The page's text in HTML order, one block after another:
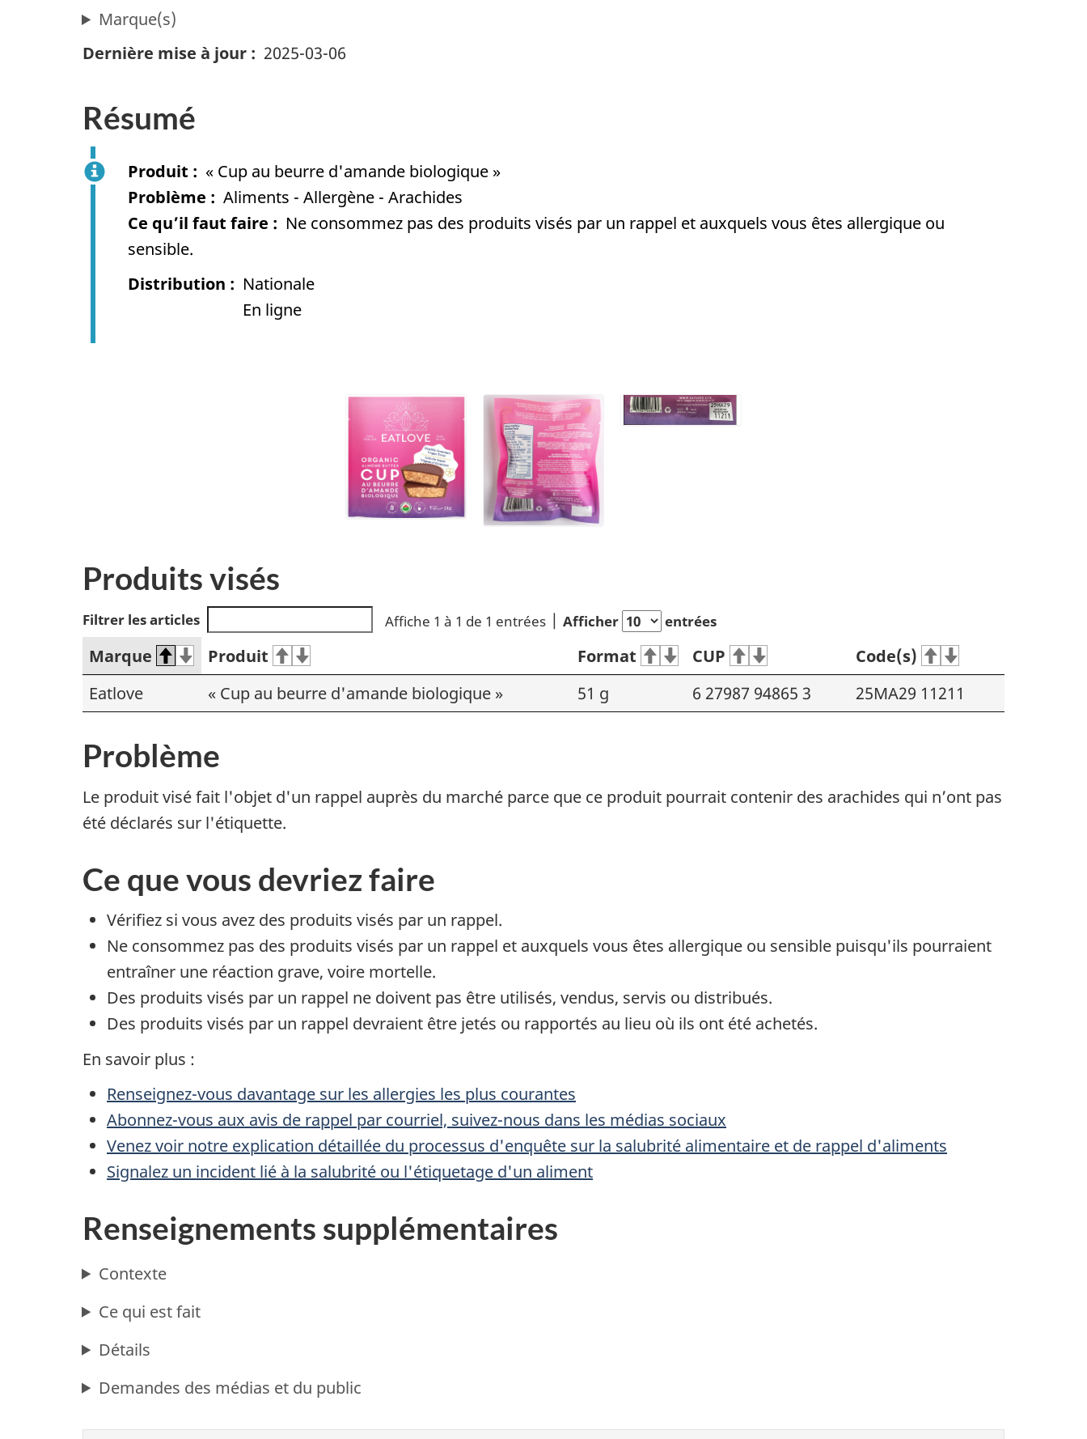
Marque(s)
Dernière mise à jour
2025-03-06
Résumé
Produit
« Cup au beurre d'amande biologique »
Problème
Aliments - Allergène - Arachides
Ce qu’il faut faire
Ne consommez pas des produits visés par un rappel et auxquels vous êtes allergique ou
sensible.
Distribution
Nationale
En ligne
Produits visés
Filtrer les articles Affiche 1 à 1 de 1 entrées Afficher entrées
Marque Produit Format CUP
Code(s)
Eatlove
« Cup au beurre d'amande biologique » 51 g 6 27987 94865 3 25MA29 11211
Problème
Le produit visé fait l'objet d'un rappel auprès du marché parce que ce produit pourrait contenir des arachides qui n’ont pas
été déclarés sur l'étiquette.
Ce que vous devriez faire
Vérifiez si vous avez des produits visés par un rappel.
Ne consommez pas des produits visés par un rappel et auxquels vous êtes allergique ou sensible puisqu'ils pourraient
entraîner une réaction grave, voire mortelle.
Des produits visés par un rappel ne doivent pas être utilisés, vendus, servis ou distribués.
Des produits visés par un rappel devraient être jetés ou rapportés au lieu où ils ont été achetés.
En savoir plus :
Renseignez-vous davantage sur les allergies les plus courantes
Abonnez-vous aux avis de rappel par courriel, suivez-nous dans les médias sociaux
Venez voir notre explication détaillée du processus d'enquête sur la salubrité alimentaire et de rappel d'aliments
Signalez un incident lié à la salubrité ou l'étiquetage d'un aliment
Renseignements supplémentaires
Contexte
Ce qui est fait
Détails
Demandes des médias et du public